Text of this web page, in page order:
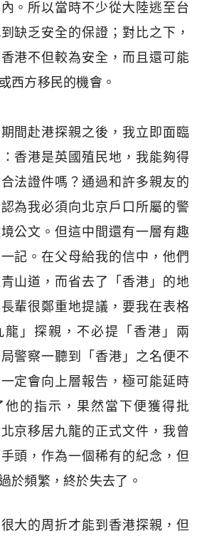
。所以當時不少從大陸逃至台
缺乏安全的保證；對比之下，
港不但較為安全，而且還可能
西方移民的機會。
間赴港探親之後，我立即面臨
香港是英國殖民地，我能夠得
法證件嗎？通過和許多親友的
為我必須向北京戶口所屬的警
公文。但這中間還有一層有趣
記。在父母給我的信中，他們
山道，而省去了「香港」的地
輩很鄭重地提議，要我在表格
龍」探親，不必提「香港」兩
警察一聽到「香港」之名便不
定會向上層報告，極可能延時
他的指示，果然當下便獲得批
京移居九龍的正式文件，我曾
頭，作為一個稀有的紀念，但
於頻繁，終於失去了。
大的周折才能到香港探親，但